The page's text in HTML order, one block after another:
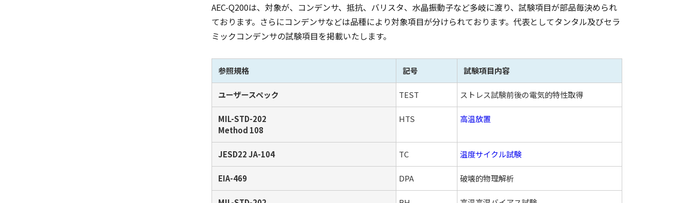
AEC-Q200は、対象が、コンデンサ、抵抗、バリスタ、水晶振動子など多岐に渡り、試験項目が部品毎決められ
ております。さらにコンデンサなどは品種により対象項目が分けられております。代表としてタンタル及びセラ
ミックコンデンサの試験項目を掲載いたします。
参照規格 記号 試験項目内容
ユーザースペック TEST ストレス試験前後の電気的特性取得
MIL-STD-202
Method 108
HTS 高温放置
JESD22 JA-104 TC 温度サイクル試験
EIA-469 DPA 破壊的物理解析